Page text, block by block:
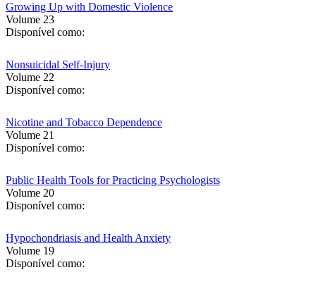
Growing Up with Domestic Violence
Volume 23
Disponível como:
Nonsuicidal Self-Injury
Volume 22
Disponível como:
Nicotine and Tobacco Dependence
Volume 21
Disponível como:
Public Health Tools for Practicing Psychologists
Volume 20
Disponível como:
Hypochondriasis and Health Anxiety
Volume 19
Disponível como: